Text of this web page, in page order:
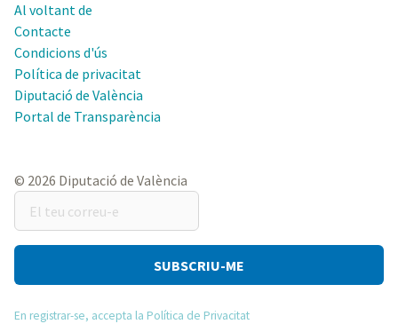
Al voltant de
Contacte
Condicions d'ús
Política de privacitat
Diputació de València
Portal de Transparència
© 2026 Diputació de València
teu
correu-
En registrar-se, accepta la Política de Privacitat